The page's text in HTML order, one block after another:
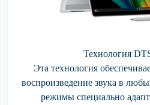
Технология
Эта технология
воспроизведение звука в
режимы специально